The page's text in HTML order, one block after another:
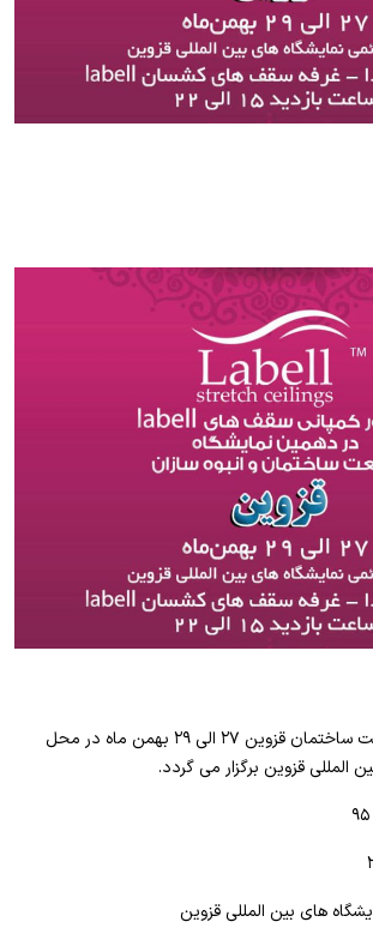
دهمین نمایشگاه صنعت ساختمان قزوین ۲۷ الی ۲۹ بهمن ماه در محل
المللی قزوین برگزار می گردد.
های بین المللی قزوین